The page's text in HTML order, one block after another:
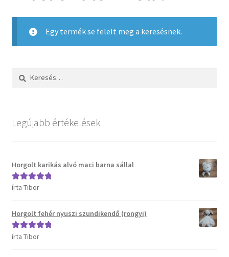
Cégünkről
Kosár
Affenzahn táskák
B.Toys termékeink
Bristle Blocks építőjátékok
Egy termék se felelt meg a keresésnek.
Keresés:
Legújabb értékelések
Horgolt karikás alvó maci barna sállal
Értékelés:
írta Tibor
Horgolt fehér nyuszi szundikendő (rongyi)
Értékelés:
írta Tibor